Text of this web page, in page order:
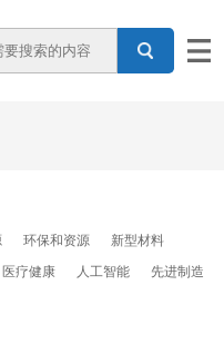
环保和资源
新型材料
医疗健康 人工智能 先进制造